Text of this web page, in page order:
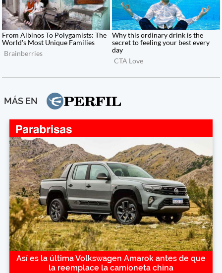
MÁS EN
Así es la última Volkswagen Amarok antes de que
la reemplace la camioneta china